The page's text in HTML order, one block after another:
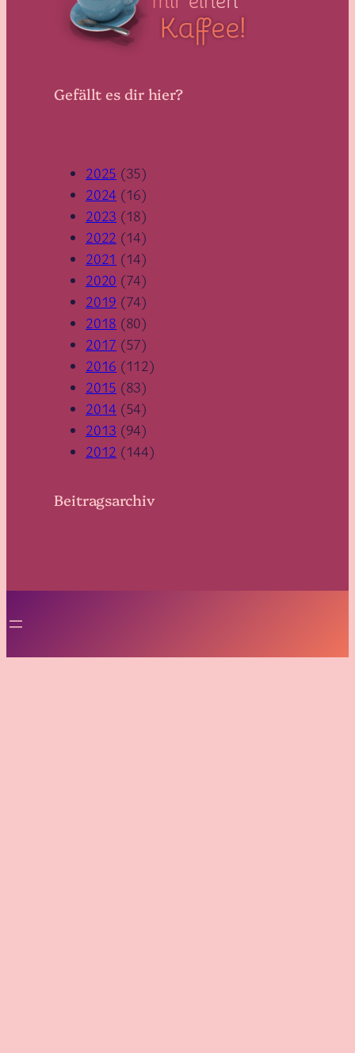
Gefällt es dir hier?
Beitragsarchiv
2025 (35)
2024 (16)
2023 (18)
2022 (14)
2021 (14)
2020 (74)
2019 (74)
2018 (80)
2017 (57)
2016 (112)
2015 (83)
2014 (54)
2013 (94)
2012 (144)